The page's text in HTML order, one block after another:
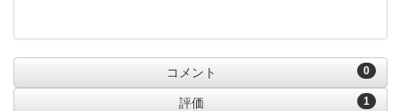
0
コメント
1
評価